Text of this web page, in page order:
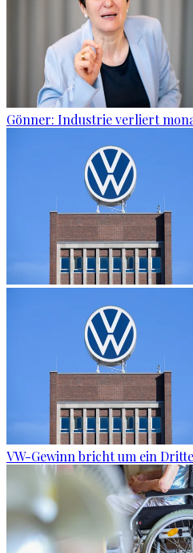
Gönner: Industrie verliert
VW-Gewinn bricht um ein